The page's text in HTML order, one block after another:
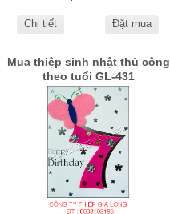
Chi tiết Đặt mua
Mua thiệp sinh nhật thủ công
theo tuổi GL-431